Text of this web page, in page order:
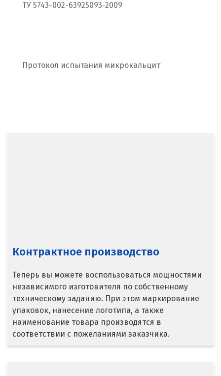
Смоленск
Снежинск
Сочи
Среднеуральск
ТУ 5743-002-63925093-2009
Протокол испытания микрокальцит
Контрактное производство
Теперь вы можете воспользоваться мощностями
независимого изготовителя по собственному
техническому заданию. При этом маркирование
упаковок, нанесение логотипа, а также
наименование товара производятся в
соответствии с пожеланиями заказчика.